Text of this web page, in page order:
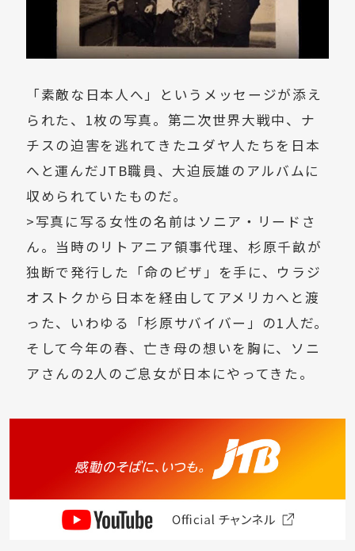
「素敵な日本人へ」というメッセージが添え
られた、1枚の写真。第二次世界大戦中、ナ
チスの迫害を逃れてきたユダヤ人たちを日本
へと運んだJTB職員、大迫辰雄のアルバムに
収められていたものだ。
>写真に写る女性の名前はソニア・リードさ
ん。当時のリトアニア領事代理、杉原千畝が
独断で発行した「命のビザ」を手に、ウラジ
オストクから日本を経由してアメリカへと渡
った、いわゆる「杉原サバイバー」の1人だ。
そして今年の春、亡き母の想いを胸に、ソニ
アさんの2人のご息女が日本にやってきた。